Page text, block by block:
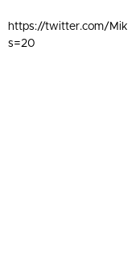
https://twitter.com/
s=20